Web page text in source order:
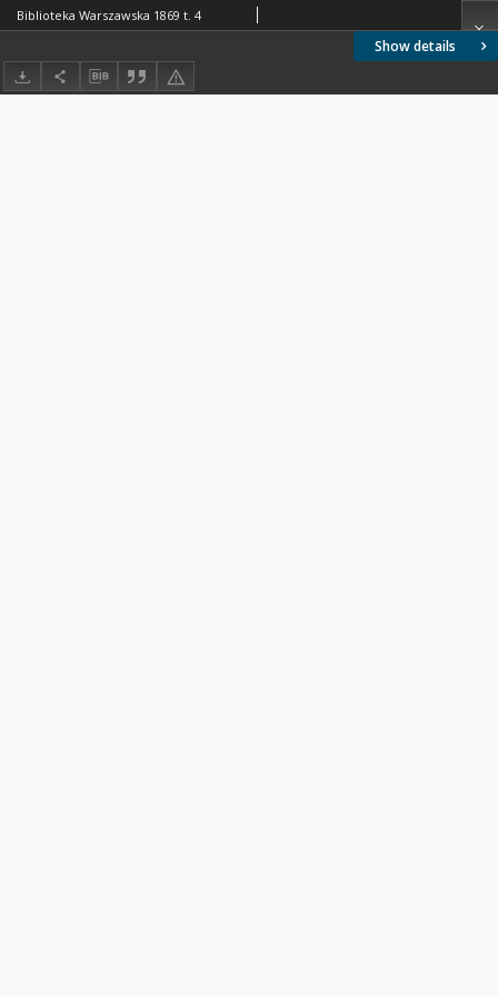
Show details
Biblioteka Warszawska 1869 t. 4